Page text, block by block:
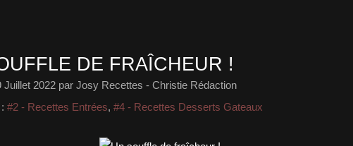
DE FRAÎCHEUR !
Juillet 2022 par Josy Recettes - Christie Rédaction
#2 - Recettes Entrées, #4 - Recettes Desserts Gateaux